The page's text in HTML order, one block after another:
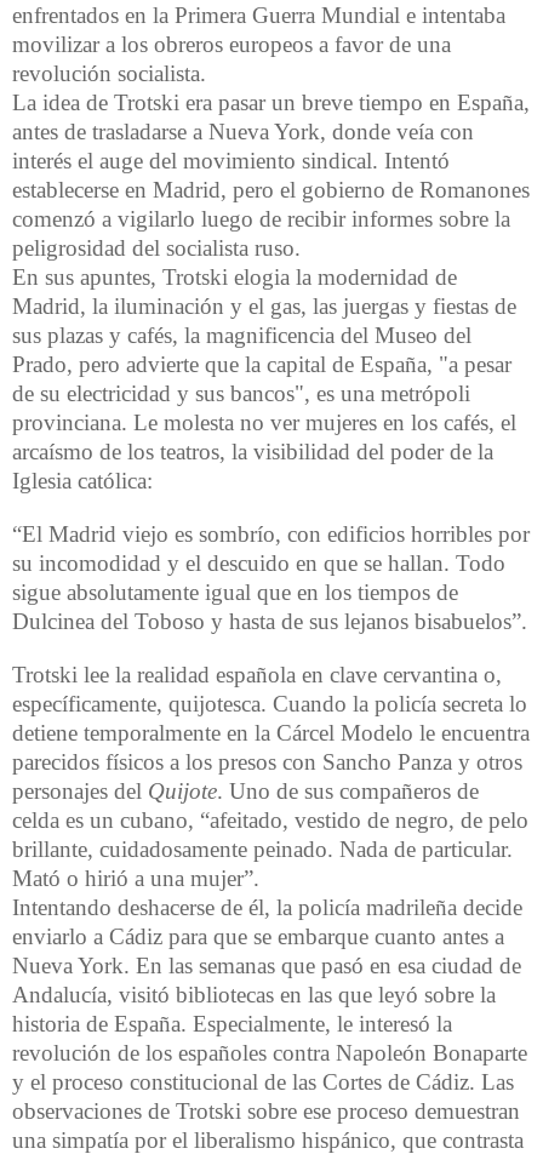
enfrentados en la Primera Guerra Mundial e intentaba
movilizar a los obreros europeos a favor de una
revolución socialista.
La idea de Trotski era pasar un breve tiempo en España,
antes de trasladarse a Nueva York, donde veía con
interés el auge del movimiento sindical. Intentó
establecerse en Madrid, pero el gobierno de Romanones
comenzó a vigilarlo luego de recibir informes sobre la
peligrosidad del socialista ruso.
En sus apuntes, Trotski elogia la modernidad de
Madrid, la iluminación y el gas, las juergas y fiestas de
sus plazas y cafés, la magnificencia del Museo del
Prado, pero advierte que la capital de España, "a pesar
de su electricidad y sus bancos", es una metrópoli
provinciana. Le molesta no ver mujeres en los cafés, el
arcaísmo de los teatros, la visibilidad del poder de la
Iglesia católica:
“El Madrid viejo es sombrío, con edificios horribles por
su incomodidad y el descuido en que se hallan. Todo
sigue absolutamente igual que en los tiempos de
Dulcinea del Toboso y hasta de sus lejanos bisabuelos”.
Trotski lee la realidad española en clave cervantina o,
específicamente, quijotesca. Cuando la policía secreta lo
detiene temporalmente en la Cárcel Modelo le encuentra
parecidos físicos a los presos con Sancho Panza y otros
personajes del Quijote. Uno de sus compañeros de
celda es un cubano, “afeitado, vestido de negro, de pelo
brillante, cuidadosamente peinado. Nada de particular.
Mató o hirió a una mujer”.
Intentando deshacerse de él, la policía madrileña decide
enviarlo a Cádiz para que se embarque cuanto antes a
Nueva York. En las semanas que pasó en esa ciudad de
Andalucía, visitó bibliotecas en las que leyó sobre la
historia de España. Especialmente, le interesó la
revolución de los españoles contra Napoleón Bonaparte
y el proceso constitucional de las Cortes de Cádiz. Las
observaciones de Trotski sobre ese proceso demuestran
una simpatía por el liberalismo hispánico, que contrasta